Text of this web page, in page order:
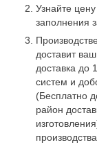
Узнайте
заполнения
доставит
доставка до
систем и
(Бесплатно
район